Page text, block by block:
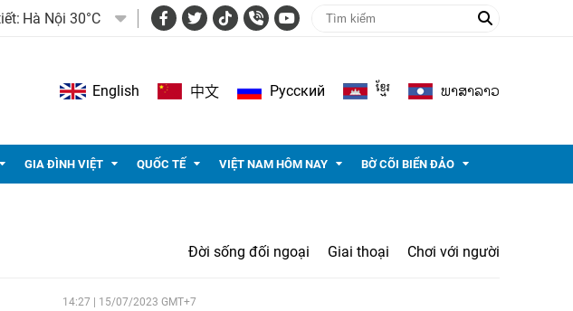
Hà Nội 30°C
English 中文 Pусский ខ្មែរ ພາ​ສາ​ລາວ
GIA ĐÌNH VIỆT QUỐC TẾ VIỆT NAM HÔM NAY BỜ CÕI BIỂN ĐẢO
Đời sống đối ngoại Giai thoại Chơi với người
14:27 | 15/07/2023 GMT+7